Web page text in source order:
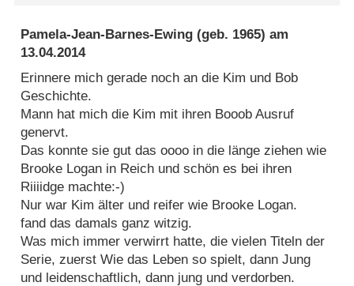
Pamela-Jean-Barnes-Ewing (geb. 1965) am
13.04.2014
Erinnere mich gerade noch an die Kim und Bob
Geschichte.
Mann hat mich die Kim mit ihren Booob Ausruf
genervt.
Das konnte sie gut das oooo in die länge ziehen wie
Brooke Logan in Reich und schön es bei ihren
Riiiidge machte:-)
Nur war Kim älter und reifer wie Brooke Logan.
fand das damals ganz witzig.
Was mich immer verwirrt hatte, die vielen Titeln der
Serie, zuerst Wie das Leben so spielt, dann Jung
und leidenschaftlich, dann jung und verdorben.